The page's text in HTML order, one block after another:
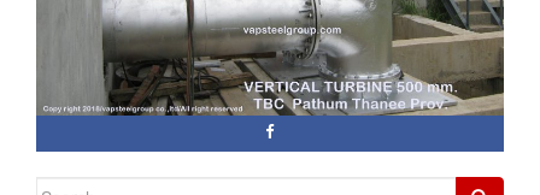
Search for: